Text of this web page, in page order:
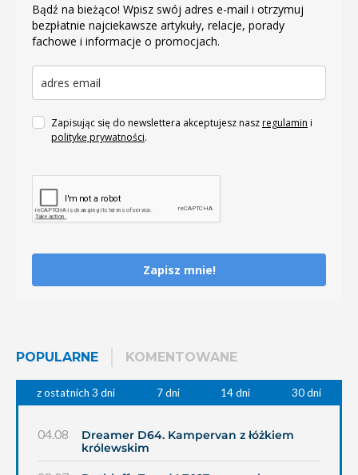
Bądź na bieżąco! Wpisz swój adres e-mail i otrzymuj
bezpłatnie najciekawsze artykuły, relacje, porady
fachowe i informacje o promocjach.
Zapisując się do newslettera akceptujesz naszregulamin i
politykę prywatności.
Zapisz mnie!
POPULARNE KOMENTOWANE
z ostatnich 3 dni 7 dni 14 dni 30 dni
04.08
Dreamer D64. Kampervan z łóżkiem
królewskim